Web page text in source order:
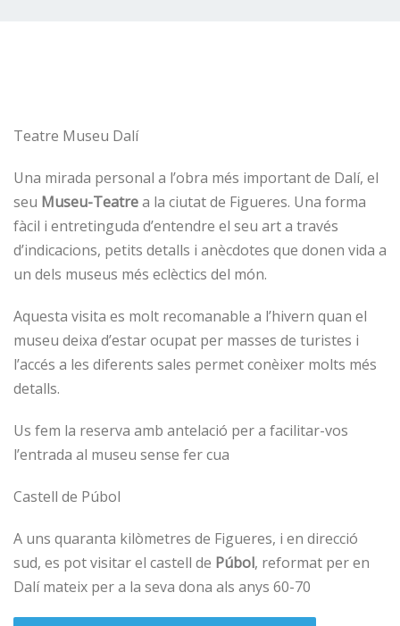
Teatre Museu Dalí
Una mirada personal a l’obra més important de Dalí, el
seu Museu-Teatrea la ciutat de Figueres. Una forma
fàcil i entretinguda d’entendre el seu art a través
d’indicacions, petits detalls i anècdotes que donen vida a
un dels museus més eclèctics del món.
Aquesta visita es molt recomanable a l’hivern quan el
museu deixa d’estar ocupat per masses de turistes i
l’accés a les diferents sales permet conèixer molts més
detalls.
Us fem la reserva amb antelació per a facilitar-vos
l’entrada al museu sense fer cua
Castell de Púbol
A uns quaranta kilòmetres de Figueres, i en direcció
sud, es pot visitar el castell de Púbol, reformat per en
Dalí mateix per a la seva dona als anys 60-70